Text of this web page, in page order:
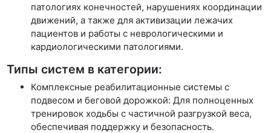
патологиях конечностей, нарушениях координации
движений, а также для активизации лежачих
пациентов и работы с неврологическими и
кардиологическими патологиями.
Типы систем в категории:
Комплексные реабилитационные системы с
подвесом и беговой дорожкой: Для полноценных
тренировок ходьбы с частичной разгрузкой веса,
обеспечивая поддержку и безопасность.